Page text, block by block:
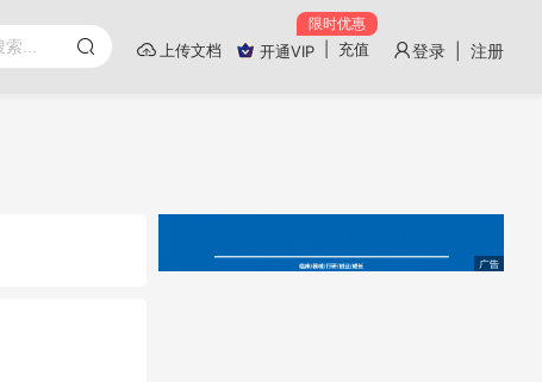
上传文档 开通VIP
限时优惠
充值 登录 | 注册